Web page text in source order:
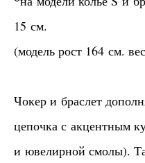
15 см.
(модель рост 164 см.
Чокер и браслет
цепочка с акцентным
и ювелирной смолы).